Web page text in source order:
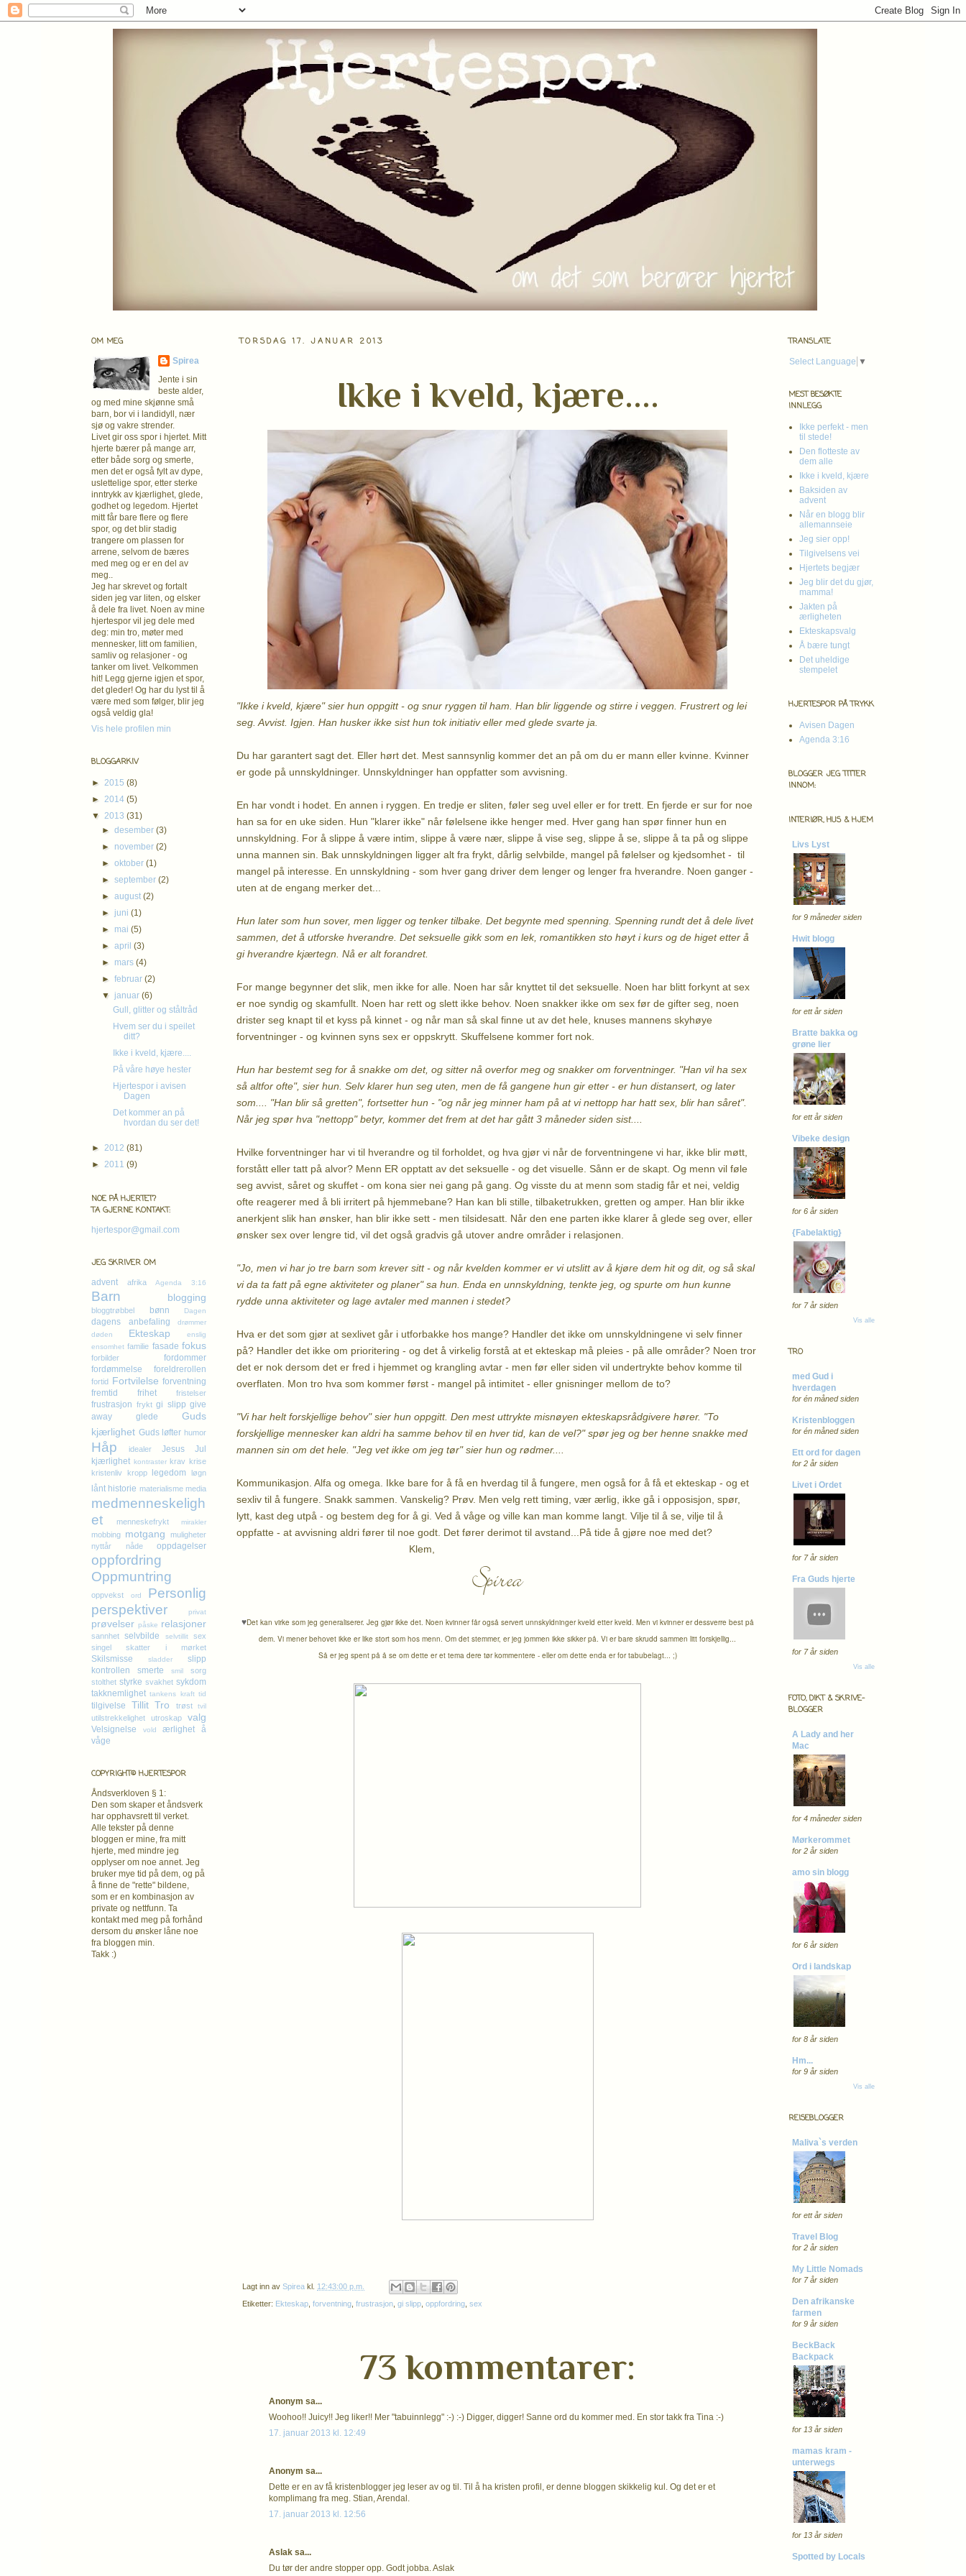
TORSDAG 17. JANUAR 2013
Ikke i kveld, kjære....
"Ikke i kveld, kjære" sier hun oppgitt - og snur ryggen til ham. Han blir liggende og stirre i veggen. Frustrert og lei
seg. Avvist. Igjen. Han husker ikke sist hun tok initiativ eller med glede svarte ja.
Du har garantert sagt det. Eller hørt det. Mest sannsynlig kommer det an på om du er mann eller kvinne. Kvinner
er gode på unnskyldninger. Unnskyldninger han oppfatter som avvisning.
En har vondt i hodet. En annen i ryggen. En tredje er sliten, føler seg uvel eller er for trett. En fjerde er sur for noe
han sa for en uke siden. Hun "klarer ikke" når følelsene ikke henger med. Hver gang han spør finner hun en
unnskyldning. For å slippe å være intim, slippe å være nær, slippe å vise seg, slippe å se, slippe å ta på og slippe
unna mannen sin. Bak unnskyldningen ligger alt fra frykt, dårlig selvbilde, mangel på følelser og kjedsomhet - til
mangel på interesse. En unnskyldning - som hver gang driver dem lenger og lenger fra hverandre. Noen ganger -
uten at de engang merker det...
Hun later som hun sover, men ligger og tenker tilbake. Det begynte med spenning. Spenning rundt det å dele livet
sammen, det å utforske hverandre. Det seksuelle gikk som en lek, romantikken sto høyt i kurs og de higet etter å
gi hverandre kjærtegn. Nå er alt forandret.
For mange begynner det slik, men ikke for alle. Noen har sår knyttet til det seksuelle. Noen har blitt forkynt at sex
er noe syndig og skamfullt. Noen har rett og slett ikke behov. Noen snakker ikke om sex før de gifter seg, noen
drister seg knapt til et kyss på kinnet - og når man så skal finne ut av det hele, knuses mannens skyhøye
forventninger - og kvinnen syns sex er oppskrytt. Skuffelsene kommer fort nok.
Hun har bestemt seg for å snakke om det, og sitter nå overfor meg og snakker om forventninger. "Han vil ha sex
så altfor ofte", sier hun. Selv klarer hun seg uten, men de få gangene hun gir etter - er hun distansert, og later
som.... "Han blir så gretten", fortsetter hun - "og når jeg minner ham på at vi nettopp har hatt sex, blir han såret".
Når jeg spør hva "nettopp" betyr, kommer det frem at det har gått 3 måneder siden sist....
Hvilke forventninger har vi til hverandre og til forholdet, og hva gjør vi når de forventningene vi har, ikke blir møtt,
forstått eller tatt på alvor? Menn ER opptatt av det seksuelle - og det visuelle. Sånn er de skapt. Og menn vil føle
seg avvist, såret og skuffet - om kona sier nei gang på gang. Og visste du at menn som stadig får et nei, veldig
ofte reagerer med å bli irritert på hjemmebane? Han kan bli stille, tilbaketrukken, gretten og amper. Han blir ikke
anerkjent slik han ønsker, han blir ikke sett - men tilsidesatt. Når den ene parten ikke klarer å glede seg over, eller
ønsker sex over lengre tid, vil det også gradvis gå utover andre områder i relasjonen.
"Jo, men vi har jo tre barn som krever sitt - og når kvelden kommer er vi utslitt av å kjøre dem hit og dit, og så skal
vi da ta fatt på egne aktiviteter og planer" sa hun. Enda en unnskyldning, tenkte jeg, og spurte om hun kunne
rydde unna aktiviteter og lage avtaler med mannen i stedet?
Hva er det som gjør at sexlivet går i utforbakke hos mange? Handler det ikke om unnskyldningene vi selv finner
på? Handler det ikke om prioritering - og det å virkelig forstå at et ekteskap må pleies - på alle områder? Noen tror
det er nok dersom det er fred i hjemmet og krangling avtar - men før eller siden vil undertrykte behov komme til
overflaten. Mon tro hva som kommer først - mangel på intimitet - eller gnisninger mellom de to?
"Vi har helt forskjellige behov" sier hun oppgitt. Den mest uttrykte misnøyen ekteskapsrådgivere hører. "To
forskjellige mennesker kan aldri ha samme behov til en hver tid, kan de vel?" spør jeg og ber henne snakke med
mannen sin om det hele. "Jeg vet ikke om jeg tør" sier hun og rødmer....
Kommunikasjon. Alfa og omega. Ikke bare for å få en hverdag til å fungere, men også for å få et ekteskap - og et
sexliv til å fungere. Snakk sammen. Vanskelig? Prøv. Men velg rett timing, vær ærlig, ikke gå i opposisjon, spør,
lytt, kast deg utpå - og bestem deg for å gi. Ved å våge og ville kan man komme langt. Vilje til å se, vilje til å
oppfatte - at avvisning aldri fører til noe godt. Det fører derimot til avstand...På tide å gjøre noe med det?
Klem,
♥Det kan virke som jeg generaliserer. Jeg gjør ikke det. Noen kvinner får også servert unnskyldninger kveld etter kveld. Men vi kvinner er dessverre best på
dem. Vi mener behovet ikke er like stort som hos menn. Om det stemmer, er jeg jommen ikke sikker på. Vi er bare skrudd sammen litt forskjellig...
Så er jeg spent på å se om dette er et tema dere tør kommentere - eller om dette enda er for tabubelagt... ;)
Lagt inn av Spirea kl. 12:43:00 p.m.
Etiketter: Ekteskap forventning frustrasjon gi slipp oppfordring sex
73 kommentarer:
Anonym sa...
Woohoo!! Juicy!! Jeg liker!! Mer "tabuinnlegg" :-) :-) Digger, digger! Sanne ord du kommer med. En stor takk fra Tina :-)
17. januar 2013 kl. 12:49
Anonym sa...
Dette er en av få kristenblogger jeg leser av og til. Til å ha kristen profil, er denne bloggen skikkelig kul. Og det er et
komplimang fra meg. Stian, Arendal.
17. januar 2013 kl. 12:56
Aslak sa...
Du tør der andre stopper opp. Godt jobba. Aslak
OM MEG
Spirea
Jente i sin
beste alder,
og med mine skjønne små
barn, bor vi i landidyll, nær
sjø og vakre strender.
Livet gir oss spor i hjertet. Mitt
hjerte bærer på mange arr,
etter både sorg og smerte,
men det er også fylt av dype,
uslettelige spor, etter sterke
inntrykk av kjærlighet, glede,
godhet og legedom. Hjertet
mitt får bare flere og flere
spor, og det blir stadig
trangere om plassen for
arrene, selvom de bæres
med meg og er en del av
meg..
Jeg har skrevet og fortalt
siden jeg var liten, og elsker
å dele fra livet. Noen av mine
hjertespor vil jeg dele med
deg: min tro, møter med
mennesker, litt om familien,
samliv og relasjoner - og
tanker om livet. Velkommen
hit! Legg gjerne igjen et spor,
det gleder! Og har du lyst til å
være med som følger, blir jeg
også veldig gla!
Vis hele profilen min
BLOGGARKIV
► 2015 (8)
► 2014 (5)
▼ 2013 (31)
►desember(3)
► november(2)
►oktober(1)
►september(2)
►august(2)
► juni(1)
► mai(5)
►april(3)
► mars(4)
►februar(2)
▼ januar(6)
Gull, glitter og ståltråd
Hvem ser du i speilet
ditt?
Ikke i kveld, kjære....
På våre høye hester
Hjertespor i avisen
Dagen
Det kommer an på
hvordan du ser det!
► 2012 (81)
► 2011 (9)
NOE PÅ HJERTET?
TA GJERNE KONTAKT:
hjertespor@gmail.com
JEG SKRIVER OM
advent afrika Agenda 3:16
Barn blogging
bloggtrøbbel bønn Dagen
dagens anbefaling
drømmer
døden
Ekteskap
enslig
ensomhet familie fasade fokus
forbilder
fordommer
fordømmelse
foreldrerollen
fortid Fortvilelse forventning
fremtid
frihet fristelser
frustrasjon frykt gi slipp give
away
glede
Guds
kjærlighet Guds løfter humor
Håp idealer Jesus
Jul
kjærlighet kontraster krav krise
kristenliv kropp legedom løgn
lånt historie materialisme media
medmenneskeligh
et
menneskefrykt mirakler
mobbing motgang
muligheter
nyttår
nåde oppdagelser
oppfordring
Oppmuntring
oppvekst ord
Personlig
perspektiver
privat
prøvelser påske relasjoner
sannhet selvbilde selvtillit
sex
singel
skatter i mørket
Skilsmisse sladder
slipp
kontrollen
smerte smil
sorg
stolthet styrke svakhet sykdom
takknemlighet tankens kraft tid
tilgivelse Tillit Tro trøst tvil
utilstrekkelighet utroskap valg
Velsignelse vold ærlighet
å
våge
COPYRIGHT© HJERTESPOR
Åndsverkloven § 1:
Den som skaper et åndsverk
har opphavsretttil verket.
Alle tekster på denne
bloggen er mine, fra mitt
hjerte, med mindre jeg
opplyser om noe annet. Jeg
bruker mye tid på dem, og på
å finne de "rette" bildene,
som er en kombinasjon av
private og nettfunn. Ta
kontakt med meg på forhånd
dersom du ønsker låne noe
fra bloggen min.
Takk :)
TRANSLATE
Select Language ▼
MEST BESØKTE
INNLEGG
Ikke perfekt - men
til stede!
Den flotteste av
dem alle
Ikke i kveld, kjære
Baksiden av
advent
Når en blogg blir
allemannseie
Jeg sier opp!
Tilgivelsens vei
Hjertets begjær
Jeg blir det du gjør,
mamma!
Jakten på
ærligheten
Ekteskapsvalg
Å bære tungt
Det uheldige
stempelet
HJERTESPOR PÅ TRYKK
Avisen Dagen
Agenda 3:16
BLOGGER JEG TITTER
INNOM:
INTERIØR, HUS & HJEM
Livs Lyst
for 9 måneder siden
Hwit blogg
for ett år siden
Bratte bakka og
grøne lier
for ett år siden
Vibeke design
for 6 år siden
{Fabelaktig}
for 7 år siden
Vis alle
TRO
med Gud i
hverdagen
for én måned siden
Kristenbloggen
for én måned siden
Ett ord for dagen
for 2 år siden
Livet i Ordet
for 7 år siden
Fra Guds hjerte
for 7 år siden
Vis alle
FOTO, DIKT & SKRIVE-
BLOGGER
A Lady and her
Mac
for 4 måneder siden
Mørkerommet
for 2 år siden
amo sin blogg
for 6 år siden
Ord i landskap
for 8 år siden
Hm...
for 9 år siden
Vis alle
REISEBLOGGER
Maliva`s verden
for ett år siden
Travel Blog
for 2 år siden
My Little Nomads
for 7 år siden
Den afrikanske
farmen
for 9 år siden
BeckBack
Backpack
for 13 år siden
mamas kram -
unterwegs
for 13 år siden
Spotted by Locals